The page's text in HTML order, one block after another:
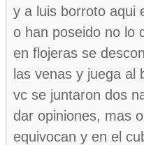
y a luis borroto aqui
o han poseido no lo
en flojeras se
las venas y juega
vc se juntaron dos
dar opiniones, mas
equivocan y en el